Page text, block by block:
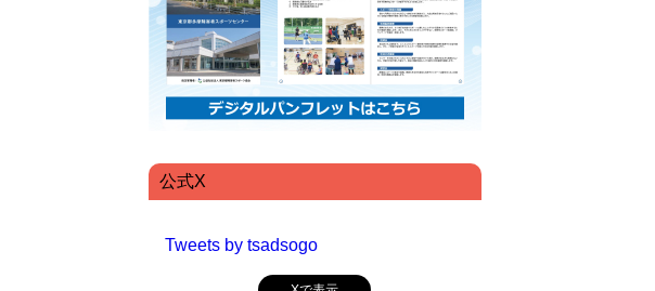
公式X
Tweets by tsadsogo